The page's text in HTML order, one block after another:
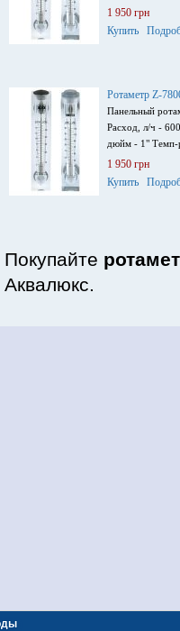
1 950 грн
Купить
Ротаметр Z-
Панельный
Расход, л/ч -
дюйм - 1" Темп-
1 950 грн
Купить
Покупайте
Аквалюкс.